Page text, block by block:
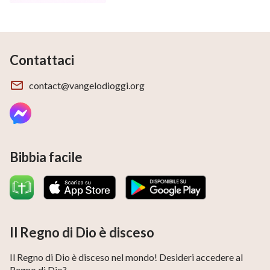
pensiero di andarmene e, alla fine, ho rinunciato
Molte volte l’infelicità nel nostro matrimonio mi ha
fatto piangere nella notte con le lacrime che
bagnavano il cuscino. Ma ti rendi conto che pensavo
mia suocera mi ha parlato del
Dio. Laparola di Dio
ha scacciato l’oscurità dalla mia
vita, mi ha liberato dal mio dolore e ha eliminato la mia
Contattaci
contact@vangelodioggi.org
Bibbia facile
Il Regno di Dio è disceso
Il Regno di Dio è disceso nel mondo! Desideri accedere al